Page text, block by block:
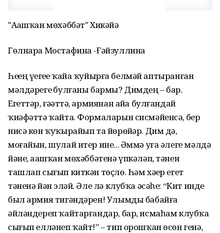
"Аҙашҡан мөхәббәт" Хикәйә
Гөлнара Мостафина -Ғәйзуллина
Һеҙҙең үҙегеҙҙе ҡайҙа ҡуйырға белмәй аптыранған
мәлдәрегеҙ булғаны бармы? Димдең – бар.
Егеттәр, ғәҙәттә, армиянан айҙа булғандай
ҡиәфәттә ҡайта. Формаларын сисмәйенсә, бер
нисә көн ҡуҡырайып та йөрөйҙәр. Дим дә,
моғайын, шулай итер ине... Әммә уға әлеге мәлдә
йәне, аҙашҡан мөхәббәтенә үпкәләп, тәнен
ташлап сығып киткән төҫлө. Һәм хәҙер егет
тәненә йән эҙләй. Әле лә клубҡа әсәһе: “Кит инде
был армия тигәндәрен! Улымды бабайға
әйләндереп ҡайтарғандар, бар, исмаһам клубҡа
сығып елләнеп ҡайт!” – тип орошҡан өсөн генә,